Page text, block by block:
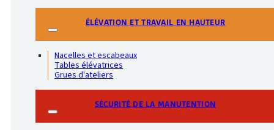
ÉLÉVATION ET TRAVAIL EN HAUTEUR
Nacelles et escabeaux
Tables élévatrices
Grues d'ateliers
SÉCURITÉ DE LA MANUTENTION